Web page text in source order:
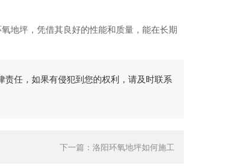
地坪，凭借其良好的性能和质量，能在长期
任，如果有侵犯到您的权利，请及时联系
下一篇： 洛阳环氧地坪如何施工